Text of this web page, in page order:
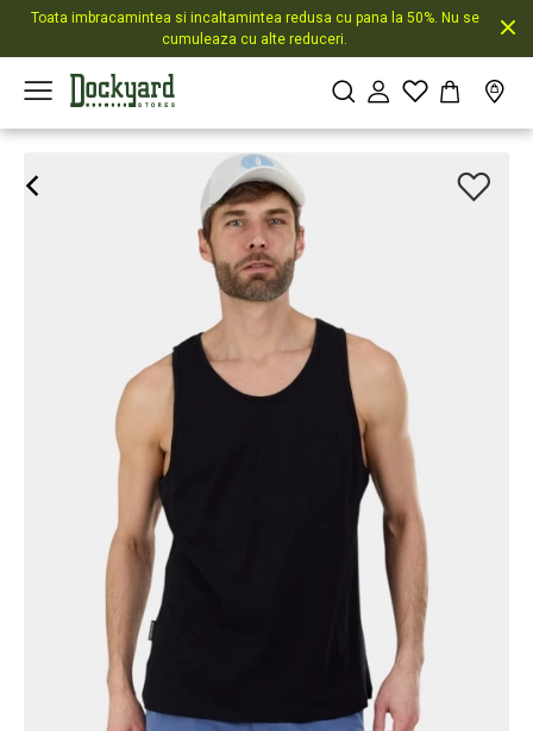
Toata imbracamintea si incaltamintea redusa cu pana la 50%. Nu se
cumuleaza cu alte reduceri.